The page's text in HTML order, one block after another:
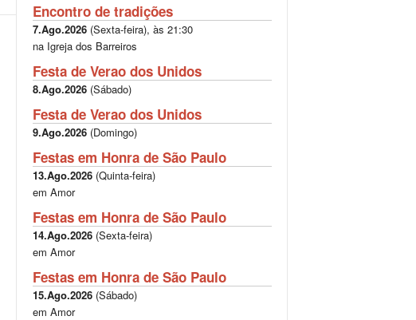
Encontro de tradições
7.Ago.2026(Sexta-feira), às 21:30
na Igreja dos Barreiros
Festa de Verao dos Unidos
8.Ago.2026(Sábado)
Festa de Verao dos Unidos
9.Ago.2026(Domingo)
Festas em Honra de São Paulo
13.Ago.2026(Quinta-feira)
em Amor
Festas em Honra de São Paulo
14.Ago.2026(Sexta-feira)
em Amor
Festas em Honra de São Paulo
15.Ago.2026(Sábado)
em Amor